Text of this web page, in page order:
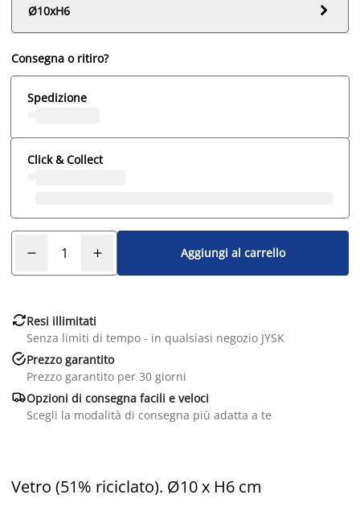
Ø10xH6

Consegna o ritiro?
Spedizione
Click & Collect
Aggiungi al carrello
Resi illimitati
Senza limiti di tempo - in qualsiasi negozio JYSK
Prezzo garantito
Prezzo garantito per 30 giorni
Opzioni di consegna facili e veloci
Scegli la modalità di consegna più adatta a te
Vetro (51% riciclato). Ø10 x H6 cm